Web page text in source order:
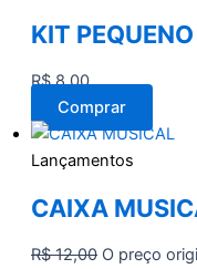
KIT
R$8,00
Comprar
Lançamentos
CAIXA
R$12,00 O preço